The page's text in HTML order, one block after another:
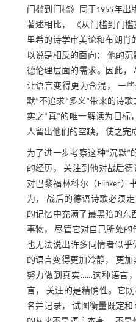
门槛到门槛》同于1955年
著述相比， 《从门槛到门
里希的诗学审美论和布朗肖
以说是相反的面向： 他的
德伦理层面的需求。因此，
让语言变得更为含混， 一
默”不追求“多义”带来的诗
实之“真”的唯一解读为目标
人留出他们的空缺， 使之完
为了进一步考察这种“沉默”
的经历， 关注到他对战后
对巴黎福林科尔（Flinker）
为， 战后的德语诗歌必须
的记忆中充满了最黑暗的东
事物， 尽管它对自己所处
也无法说出许多同情者似乎
的语言变得更加冷静， 更加
努力做到真实……这种语言
言， 关注的是精确性。它既
名并记录， 试图衡量既定